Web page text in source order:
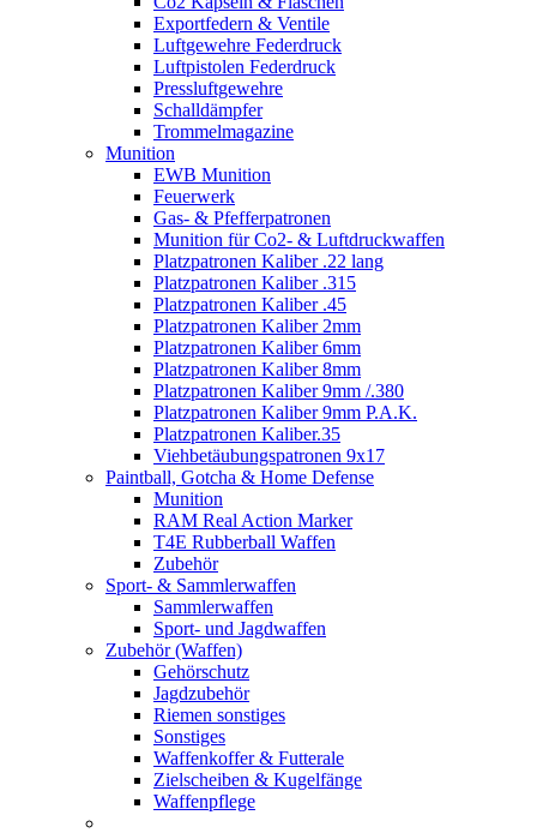
Exportfedern & Ventile
Luftgewehre Federdruck
Luftpistolen Federdruck
Pressluftgewehre
Schalldämpfer
Trommelmagazine
Munition
EWB Munition
Feuerwerk
Gas- & Pfefferpatronen
Munition für Co2- & Luftdruckwaffen
Platzpatronen Kaliber .22 lang
Platzpatronen Kaliber .315
Platzpatronen Kaliber .45
Platzpatronen Kaliber 2mm
Platzpatronen Kaliber 6mm
Platzpatronen Kaliber 8mm
Platzpatronen Kaliber 9mm /.380
Platzpatronen Kaliber 9mm P.A.K.
Platzpatronen Kaliber.35
Viehbetäubungspatronen 9x17
Paintball, Gotcha & Home Defense
Munition
RAM Real Action Marker
T4E Rubberball Waffen
Zubehör
Sport- & Sammlerwaffen
Sammlerwaffen
Sport- und Jagdwaffen
Zubehör (Waffen)
Gehörschutz
Jagdzubehör
Riemen sonstiges
Sonstiges
Waffenkoffer & Futterale
Zielscheiben & Kugelfänge
Waffenpflege